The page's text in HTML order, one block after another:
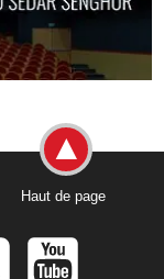
Haut de page